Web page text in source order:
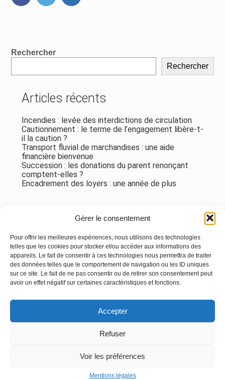
Gérer le consentement
Pour offrir les meilleures expériences, nous utilisons des technologies
telles que les cookies pour stocker et/ou accéder aux informations des
appareils. Le fait de consentir à ces technologies nous permettra de traiter
des données telles que le comportement de navigation ou les ID uniques
sur ce site. Le fait de ne pas consentir ou de retirer son consentement peut
avoir un effet négatif sur certaines caractéristiques et fonctions.
Accepter
Refuser
Voir les préférences
Mentions légales
FaceBookTwitterLinkedIn
Blog
Rechercher
Rechercher
Articles récents
Incendies : levée des interdictions de circulation
Cautionnement : le terme de l’engagement libère-t-
il la caution ?
Transport fluvial de marchandises : une aide
financière bienvenue
Succession : les donations du parent renonçant
comptent-elles ?
Encadrement des loyers : une année de plus
Aucun commentaire à afficher.
Principale
Linkedin Instagram
MENTIONS LÉGALES
Conception et réalisation